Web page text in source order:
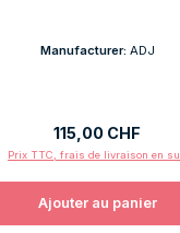
Manufacturer: ADJ
Prix régulier :
115,00 CHF
Prix TTC, frais de livraison en
Ajouter au panier